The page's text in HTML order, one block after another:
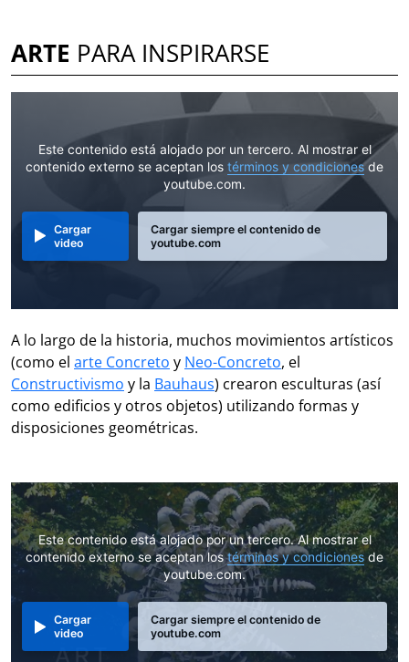
ARTE PARA INSPIRARSE
Este contenido está alojado por un tercero. Al mostrar el
contenido externo se aceptan los términos y condicionesde
youtube.com.
Cargar
video
Cargar siempre el contenido de
youtube.com
A lo largo de la historia, muchos movimientos artísticos
(como el arte Concreto y Neo-Concreto, el
Constructivismo y la Bauhaus) crearon esculturas (así
como edificios y otros objetos) utilizando formas y
disposiciones geométricas.
Este contenido está alojado por un tercero. Al mostrar el
contenido externo se aceptan lostérminos y condiciones de
youtube.com.
Cargar
video
Cargar siempre el contenido de
youtube.com